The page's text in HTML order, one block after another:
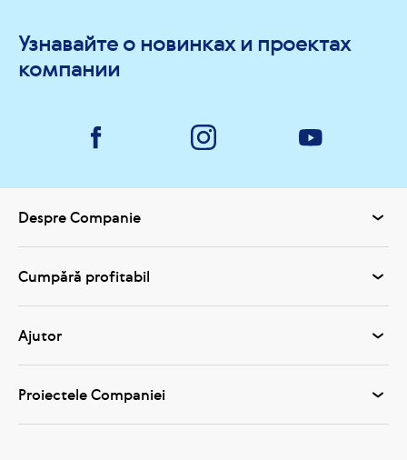
Узнавайте о новинках и проектах
компании
Despre Companie
Cumpără profitabil
Ajutor
Proiectele Companiei